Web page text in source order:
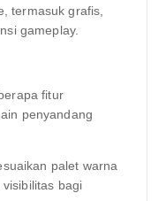
termasuk grafis,
gameplay.
fitur
penyandang
palet warna
bagi